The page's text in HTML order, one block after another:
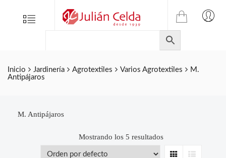
Menu
TIENDA
ONLINE
DE
JULIAN
CELDA
Inicio Jardinería Agrotextiles Varios Agrotextiles
M.
Antipájaros
M. Antipájaros
Mostrando los 5 resultados
Grid List
Folletos
Contacto